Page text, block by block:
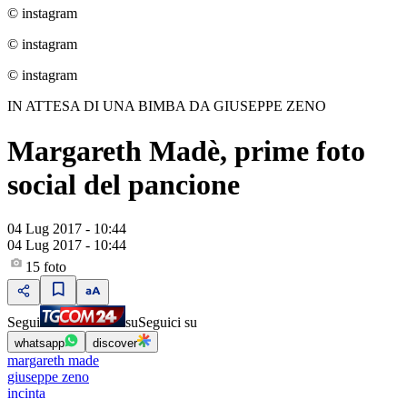
© instagram
© instagram
© instagram
IN ATTESA DI UNA BIMBA DA GIUSEPPE ZENO
Margareth Madè, prime foto
social del pancione
04 Lug 2017 - 10:44
04 Lug 2017 - 10:44
15 foto
Segui suSeguici su
whatsapp discover
margareth made
giuseppe zeno
incinta